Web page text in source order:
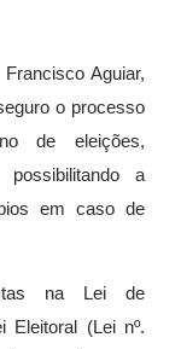
Aguiar,
o processo
de eleições,
a
em caso de
na Lei de
Eleitoral (Lei nº.